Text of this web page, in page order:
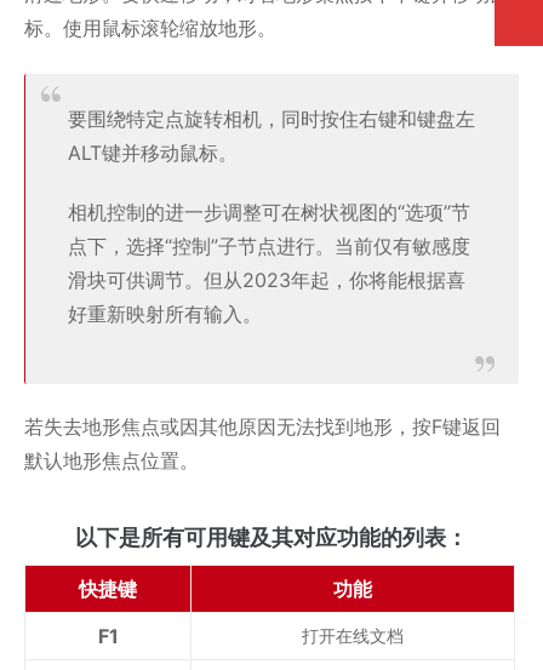
标。使用鼠标滚轮缩放地形。
要围绕特定点旋转相机，同时按住右键和键盘左
ALT键并移动鼠标。
相机控制的进一步调整可在树状视图的“选项”节
点下，选择“控制”子节点进行。当前仅有敏感度
滑块可供调节。但从2023年起，你将能根据喜
好重新映射所有输入。
若失去地形焦点或因其他原因无法找到地形，按F键返回
默认地形焦点位置。
以下是所有可用键及其对应功能的列表：
快捷键
功能
F1
打开在线文档